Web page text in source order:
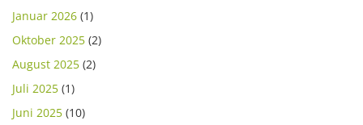
Januar 2026 (1)
Oktober 2025 (2)
August 2025 (2)
Juli 2025 (1)
Juni 2025 (10)